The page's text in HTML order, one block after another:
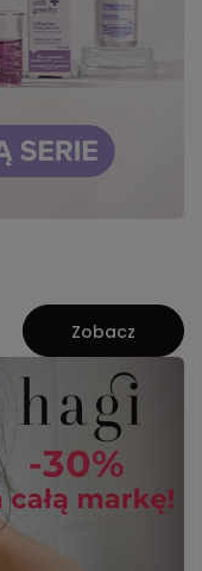
Zobacz